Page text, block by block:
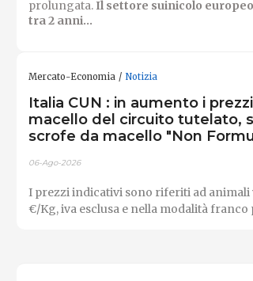
prolungata. Il settore suinicolo
tra 2 anni...
Mercato-Economia Notizia
Italia CUN : in aumento i
macello del circuito tutelato,
scrofe da macello "Non
06-Ago-2026
I prezzi indicativi sono riferiti ad animali
€/Kg, iva esclusa e nella modalità